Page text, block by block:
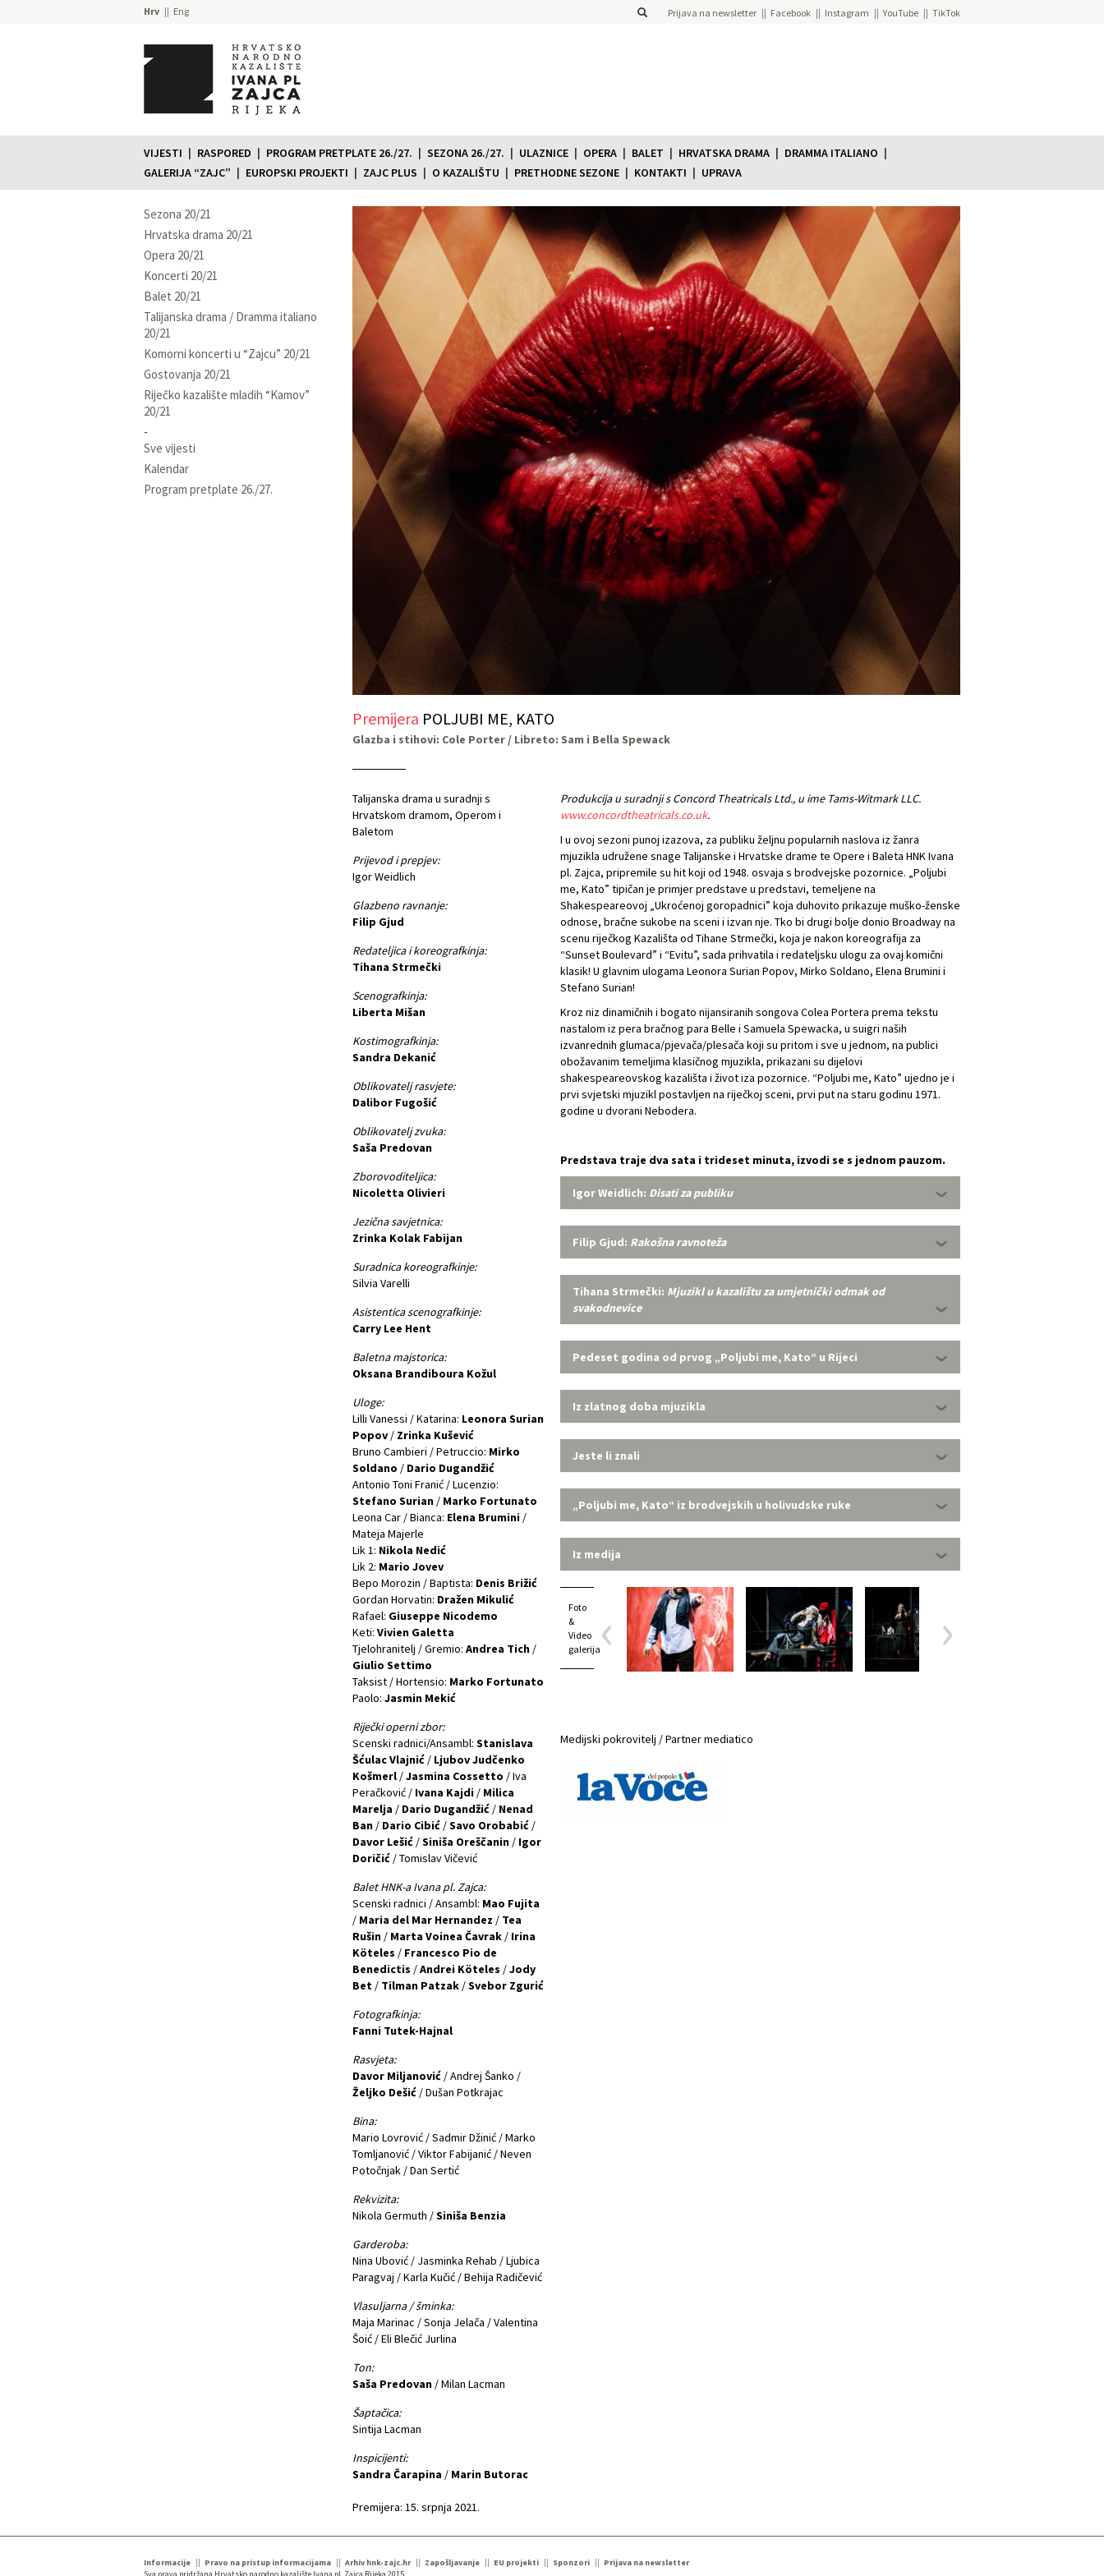
Hrv Eng Prijava na newsletter Facebook Instagram YouTube TikTok
VIJESTI RASPORED PROGRAM PRETPLATE 26./27. SEZONA 26./27. ULAZNICE OPERA BALET HRVATSKA DRAMA
DRAMMA ITALIANO
GALERIJA “ZAJC”
EUROPSKI PROJEKTI ZAJC PLUS O KAZALIŠTU PRETHODNE SEZONE KONTAKTI UPRAVA
Sezona 20/21
Hrvatska drama 20/21
Opera 20/21
Koncerti 20/21
Balet 20/21
Talijanska drama / Dramma italiano
20/21
Komorni koncerti u “Zajcu” 20/21
Gostovanja 20/21
Riječko kazalište mladih “Kamov”
20/21
Sve vijesti
Kalendar
Program pretplate 26./27.
Premijera POLJUBI ME, KATO
Glazba i stihovi: Cole Porter / Libreto: Sam i Bella Spewack
Talijanska drama u suradnji s
Hrvatskom dramom, Operom i
Baletom
Prijevod i prepjev:
Igor Weidlich
Glazbeno ravnanje:
Filip Gjud
Redateljica i koreografkinja:
Tihana Strmečki
Scenografkinja:
Liberta Mišan
Kostimografkinja:
Sandra Dekanić
Oblikovatelj rasvjete:
Dalibor Fugošić
Oblikovatelj zvuka:
Saša Predovan
Zborovoditeljica:
Nicoletta Olivieri
Jezična savjetnica:
Zrinka Kolak Fabijan
Suradnica koreografkinje:
Silvia Varelli
Asistentica scenografkinje:
Carry Lee Hent
Baletna majstorica:
Oksana Brandiboura Kožul
Uloge:
Lilli Vanessi / Katarina: Leonora Surian
Popov/ Zrinka Kušević
Bruno Cambieri / Petruccio: Mirko
Soldano / Dario Dugandžić
Antonio Toni Franić / Lucenzio:
Stefano Surian/ Marko Fortunato
Leona Car / Bianca: Elena Brumini/
Mateja Majerle
Lik 1: Nikola Nedić
Lik 2: Mario Jovev
Bepo Morozin / Baptista: Denis Brižić
Gordan Horvatin: Dražen Mikulić
Rafael: Giuseppe Nicodemo
Keti: Vivien Galetta
Tjelohranitelj / Gremio: Andrea Tich/
Giulio Settimo
Taksist / Hortensio: Marko Fortunato
Paolo: Jasmin Mekić
Riječki operni zbor:
Scenski radnici/Ansambl: Stanislava
Šćulac Vlajnić/ Ljubov Judčenko
Košmerl/Jasmina Cossetto / Iva
Peračković / Ivana Kajdi/ Milica
Marelja / Dario Dugandžić/ Nenad
Ban/ Dario Cibić/Savo Orobabić/
Davor Lešić/Siniša Oreščanin/ Igor
Doričić/ Tomislav Vičević
Balet HNK-a Ivana pl. Zajca:
Scenski radnici / Ansambl: Mao Fujita
/ Maria del Mar Hernandez / Tea
Rušin/ Marta Voinea Čavrak/ Irina
Köteles / Francesco Pio de
Benedictis /Andrei Köteles /Jody
Bet/ Tilman Patzak/Svebor Zgurić
Fotografkinja:
Fanni Tutek-Hajnal
Rasvjeta:
Davor Miljanović/ Andrej Šanko /
Željko Dešić/ Dušan Potkrajac
Bina:
Mario Lovrović / Sadmir Džinić / Marko
Tomljanović / Viktor Fabijanić / Neven
Potočnjak / Dan Sertić
Rekvizita:
Nikola Germuth /Siniša Benzia
Garderoba:
Nina Ubović / Jasminka Rehab / Ljubica
Paragvaj / Karla Kučić / Behija Radičević
Vlasuljarna / šminka:
Maja Marinac / Sonja Jelača / Valentina
Šoić / Eli Blečić Jurlina
Ton:
Saša Predovan/ Milan Lacman
Šaptačica:
Sintija Lacman
Inspicijenti:
Sandra Čarapina / Marin Butorac
Premijera: 15. srpnja 2021.
Produkcija u suradnji s Concord Theatricals Ltd., u ime Tams-Witmark LLC.
www.concordtheatricals.co.uk.
I u ovoj sezoni punoj izazova, za publiku željnu popularnih naslova iz žanra
mjuzikla udružene snage Talijanske i Hrvatske drame te Opere i Baleta HNK Ivana
pl. Zajca, pripremile su hit koji od 1948. osvaja s brodvejske pozornice. „Poljubi
me, Kato” tipičan je primjer predstave u predstavi, temeljene na
Shakespeareovoj „Ukroćenoj goropadnici” koja duhovito prikazuje muško-ženske
odnose, bračne sukobe na sceni i izvan nje. Tko bi drugi bolje donio Broadway na
scenu riječkog Kazališta od Tihane Strmečki, koja je nakon koreografija za
“Sunset Boulevard” i “Evitu”, sada prihvatila i redateljsku ulogu za ovaj komični
klasik! U glavnim ulogama Leonora Surian Popov, Mirko Soldano, Elena Brumini i
Stefano Surian!
Kroz niz dinamičnih i bogato nijansiranih songova Colea Portera prema tekstu
nastalom iz pera bračnog para Belle i Samuela Spewacka, u suigri naših
izvanrednih glumaca/pjevača/plesača koji su pritom i sve u jednom, na publici
obožavanim temeljima klasičnog mjuzikla, prikazani su dijelovi
shakespeareovskog kazališta i život iza pozornice. “Poljubi me, Kato” ujedno je i
prvi svjetski mjuzikl postavljen na riječkoj sceni, prvi put na staru godinu 1971.
godine u dvorani Nebodera.
Predstava traje dva sata i trideset minuta, izvodi se s jednom pauzom.
Igor Weidlich: Disati za publiku
Filip Gjud: Rakošna ravnoteža
Tihana Strmečki: Mjuzikl u kazalištu za umjetnički odmak od
svakodnevice
Pedeset godina od prvog „Poljubi me, Kato“ u Rijeci
Iz zlatnog doba mjuzikla
Jeste li znali
„Poljubi me, Kato“ iz brodvejskih u holivudske ruke
Iz medija
Foto
&
Video
galerija
Medijski pokrovitelj / Partner mediatico
Informacije Pravo na pristup informacijama Arhiv hnk-zajc.hr Zapošljavanje EU projekti Sponzori
Prijava na newsletter